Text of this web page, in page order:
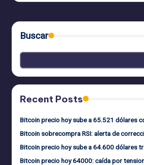
Buscar
Recent Posts
Bitcoin precio hoy sube a 65.521 dólares
Bitcoin sobrecompra RSI: alerta de
Bitcoin precio hoy sube a 64.600 dólares
Bitcoin precio hoy 64000: caída por